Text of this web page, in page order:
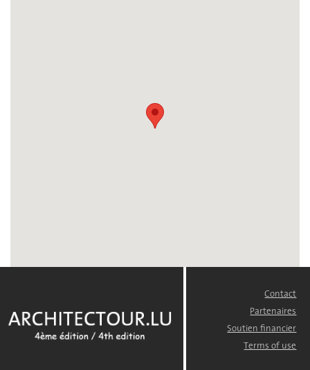
Contact
Partenaires
Soutien financier
Terms of use